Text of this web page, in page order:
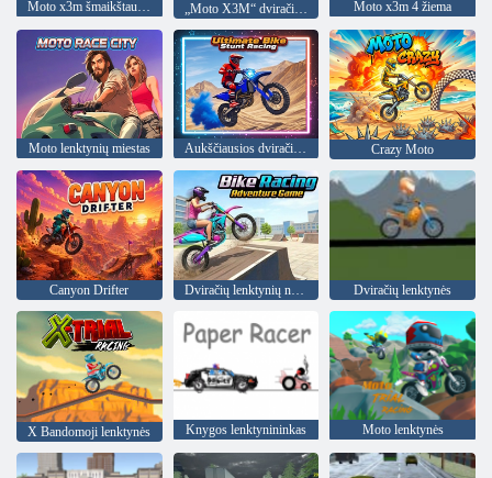
Moto x3m šmaikštaus žemės „Moto X3M“ dviračių lenktynės Moto x3m 4 žiema
Moto lenktynių miestas Aukščiausios dviračių kaskadininkų lenktynės Crazy Moto
Canyon Drifter Dviračių lenktynių nuotykių žaidimas Dviračių lenktynės
X Bandomoji lenktynės Knygos lenktynininkas Moto lenktynės